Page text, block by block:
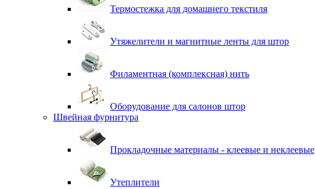
Термостежка для домашнего текстиля
Утяжелители и магнитные ленты для штор
Филаментная (комплексная) нить
Оборудование для салонов штор
Швейная фурнитура
Прокладочные материалы - клеевые и неклеевые
Утеплители